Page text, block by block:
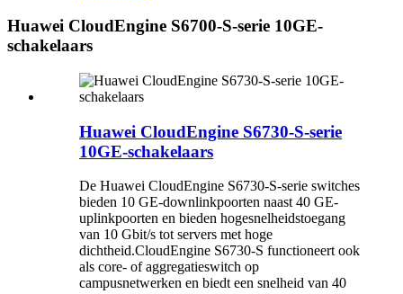
Huawei CloudEngine S6700-S-serie 10GE-
schakelaars
Huawei CloudEngine S6730-S-serie
10GE-schakelaars
De Huawei CloudEngine S6730-S-serie switches
bieden 10 GE-downlinkpoorten naast 40 GE-
uplinkpoorten en bieden hogesnelheidstoegang
van 10 Gbit/s tot servers met hoge
dichtheid.CloudEngine S6730-S functioneert ook
als core- of aggregatieswitch op
campusnetwerken en biedt een snelheid van 40